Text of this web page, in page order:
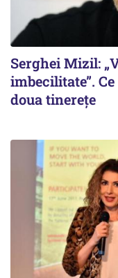
Serghei Mizil:
imbecilitate”.
doua tinerețe